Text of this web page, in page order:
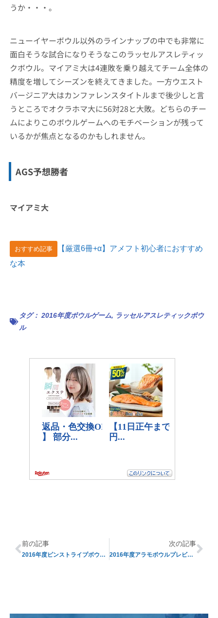
うか・・・。
ニューイヤーボウル以外のラインナップの中でも非常に
面白そうな試合になりそうなこのラッセルアスレティッ
クボウル。マイアミ大は4連敗を乗り越えてチーム全体の
精度を増してシーズンを終えてきました。一方ウエスト
バージニア大はカンファレンスタイトルまで後少しと言
うところでオクラホマ大に56対28と大敗。どちらのチー
ムによりこのボウルゲームへのモチベーションが残って
いるかが焦点となるのかもしれません。
AGS予想勝者
マイアミ大
おすすめ記事
【厳選6冊+α】アメフト初心者におすすめ
な本
タグ： 2016年度ボウルゲーム, ラッセルアスレティックボウ
ル
前の記事
2016年度ピンストライプボウルプレビュー
次の記事
2016年度アラモボウルプレビュー